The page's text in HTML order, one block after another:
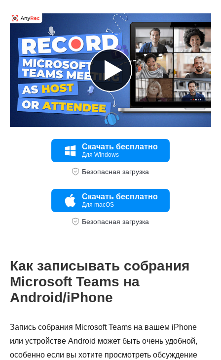
Шаг 2.
Скачать бесплатно
Для Windows
Безопасная загрузка
Скачать бесплатно
Для macOS
Безопасная загрузка
Как записывать собрания
Microsoft Teams на
Android/iPhone
Запись собрания Microsoft Teams на вашем iPhone
или устройстве Android может быть очень удобной,
особенно если вы хотите просмотреть обсуждение